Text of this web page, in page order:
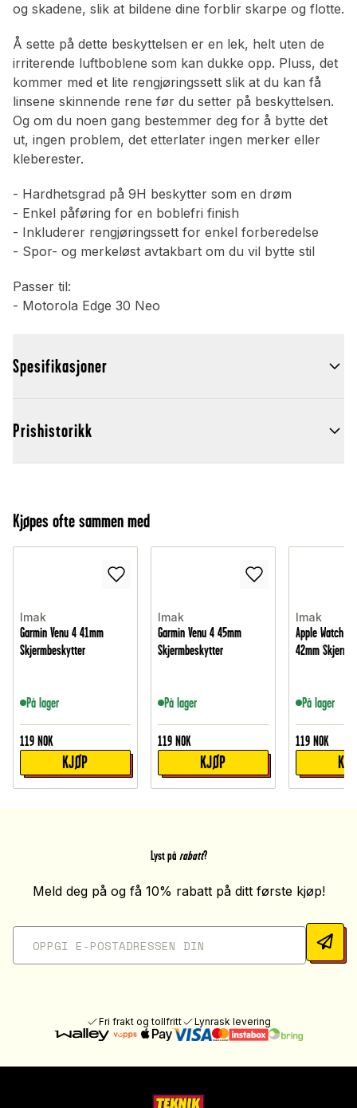
og skadene, slik at bildene dine forblir skarpe og flotte.
Å sette på dette beskyttelsen er en lek, helt uten de
irriterende luftboblene som kan dukke opp. Pluss, det
kommer med et lite rengjøringssett slik at du kan få
linsene skinnende rene før du setter på beskyttelsen.
Og om du noen gang bestemmer deg for å bytte det
ut, ingen problem, det etterlater ingen merker eller
kleberester.
- Hardhetsgrad på 9H beskytter som en drøm
- Enkel påføring for en boblefri finish
- Inkluderer rengjøringssett for enkel forberedelse
- Spor- og merkeløst avtakbart om du vil bytte stil
Passer til:
- Motorola Edge 30 Neo
Spesifikasjoner
Prishistorikk
Kjøpes ofte sammen med
Imak
Garmin Venu 4 41mm
Skjermbeskytter
På lager
119 NOK
KJØP
Imak
Garmin Venu 4 45mm
Skjermbeskytter
På lager
119 NOK
KJØP
Imak
Apple Watch
42mm
På lager
119 NOK
Lyst på rabatt?
Meld deg på og få 10% rabatt på ditt første kjøp!
Fri frakt og tollfritt Lynrask levering